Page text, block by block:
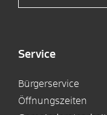
Service
Bürgerservice
Öffnungszeiten